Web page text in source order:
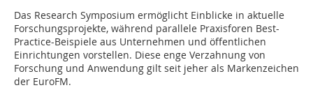
Das Research Symposium ermöglicht Einblicke in aktuelle
Forschungsprojekte, während parallele Praxisforen Best-
Practice-Beispiele aus Unternehmen und öffentlichen
Einrichtungen vorstellen. Diese enge Verzahnung von
Forschung und Anwendung gilt seit jeher als Markenzeichen
der EuroFM.